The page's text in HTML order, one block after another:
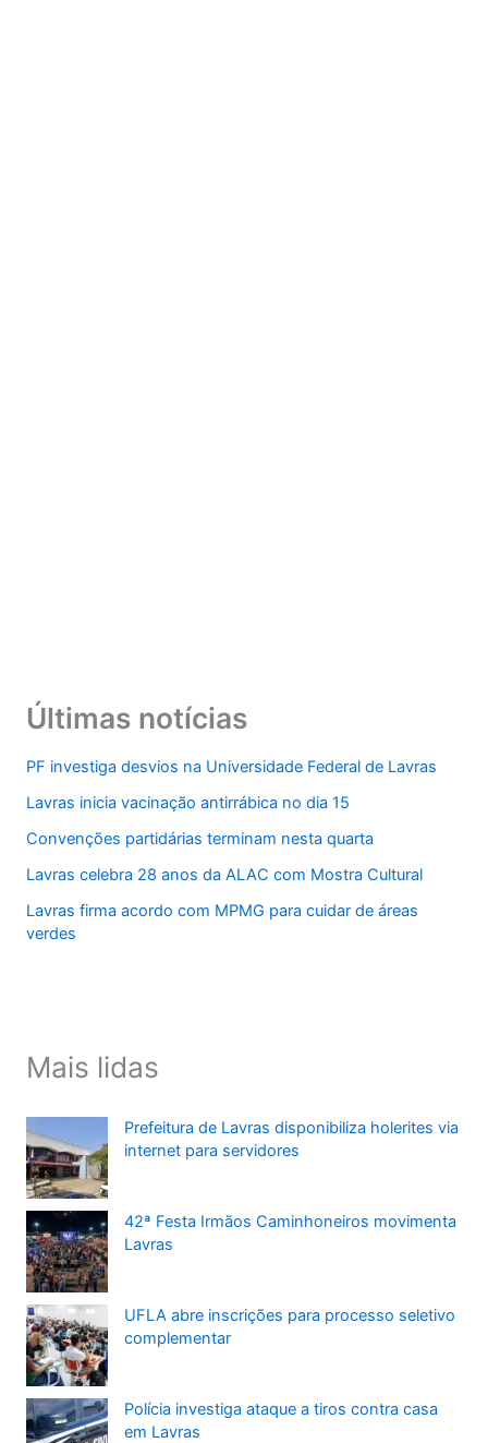
Últimas notícias
PF investiga desvios na Universidade Federal de Lavras
Lavras inicia vacinação antirrábica no dia 15
Convenções partidárias terminam nesta quarta
Lavras celebra 28 anos da ALAC com Mostra Cultural
Lavras firma acordo com MPMG para cuidar de áreas
verdes
Mais lidas
Prefeitura de Lavras disponibiliza holerites via
internet para servidores
42ª Festa Irmãos Caminhoneiros movimenta
Lavras
UFLA abre inscrições para processo seletivo
complementar
Polícia investiga ataque a tiros contra casa
em Lavras